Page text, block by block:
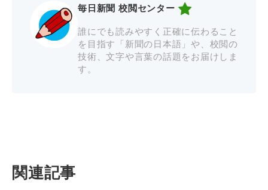
毎日新聞 校閲センター
誰にでも読みやすく正確に伝わること
を目指す「新聞の日本語」や、校閲の
技術、文字や言葉の話題をお届けしま
す。
関連記事